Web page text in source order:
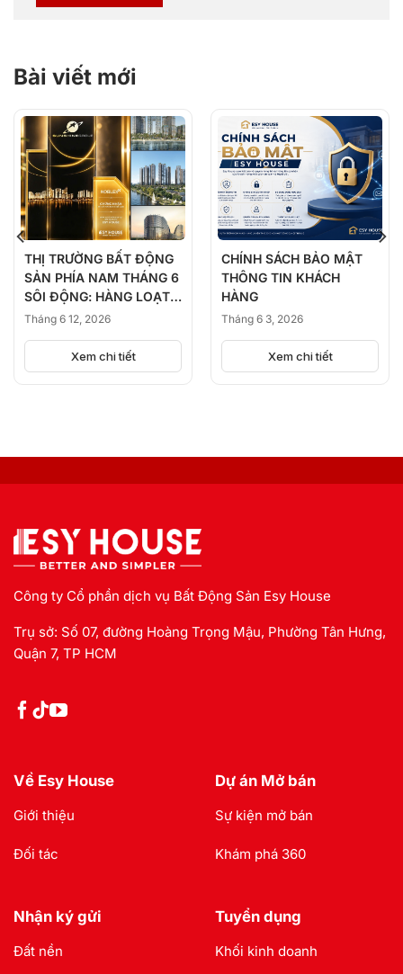
Bài viết mới
THỊ TRƯỜNG BẤT ĐỘNG
SẢN PHÍA NAM THÁNG 6
SÔI ĐỘNG: HÀNG LOẠT
DỰ ÁN ĐỒNG LOẠT
NGUỒN CUNG
Tháng 6 12, 2026
Xem chi tiết
CHÍNH SÁCH BẢO MẬT
THÔNG TIN KHÁCH
HÀNG
Tháng 6 3, 2026
Xem chi tiết
Công ty Cổ phần dịch vụ Bất Động Sản Esy House
Trụ sở: Số 07, đường Hoàng Trọng Mậu, Phường Tân Hưng,
Quận 7, TP HCM
Về Esy House
Giới thiệu
Đối tác
Dự án Mở bán
Sự kiện mở bán
Khám phá 360
Nhận ký gửi
Đất nền
Tuyển dụng
Khối kinh doanh